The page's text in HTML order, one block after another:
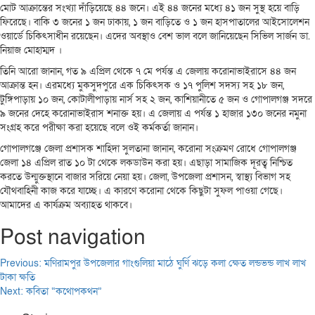
মোট আক্রান্তের সংখ্যা দাঁড়িয়েছে ৪৪ জনে। এই ৪৪ জনের মধ্যে ৪১ জন সুস্থ হয়ে বাড়ি
ফিরেছে। বাকি ৩ জনের ১ জন ঢাকায়, ১ জন বাড়িতে ও ১ জন হাসপাতালের আইসোলেশন
ওয়ার্ডে চিকিৎসাধীন রয়েছেন। এদের অবস্থাও বেশ ভাল বলে জানিয়েছেন সিভিল সার্জন ডা.
নিয়াজ মোহাম্মদ ।
তিনি আরো জানান, গত ৯ এপ্রিল থেকে ৭ মে পর্যন্ত এ জেলায় করোনাভাইরাসে ৪৪ জন
আক্রান্ত হন। এরমধ্যে মুকসুদপুরে এক চিকিৎসক ও ১৭ পুলিশ সদস্য সহ ১৮ জন,
টুঙ্গিপাড়ায় ১০ জন, কোটালীপাড়ায় নার্স সহ ২ জন, কাশিয়ানীতে ৫ জন ও গোপালগঞ্জ সদরে
৯ জনের দেহে করোনাভাইরাস শনাক্ত হয়। এ জেলায় এ পর্যন্ত ১ হাজার ১৩০ জনের নমুনা
সংগ্রহ করে পরীক্ষা করা হয়েছে বলে ওই কর্মকর্তা জানান।
গোপালগঞ্জে জেলা প্রশাসক শাহিদা সুলতানা জানান, করোনা সংক্রমণ রোধে গোপালগঞ্জ
জেলা ১৪ এপ্রিল রাত ১০ টা থেকে লকডাউন করা হয়। এছাড়া সামাজিক দূরত্ব নিশ্চিত
করতে উন্মুক্তস্থানে বাজার সরিয়ে নেয়া হয়। জেলা, উপজেলা প্রশাসন, স্বাস্থ্য বিভাগ সহ
যৌথবাহিনী কাজ করে যাচ্ছে। এ কারণে করোনা থেকে কিছুটা সুফল পাওয়া গেছে।
আমাদের এ কার্যক্রম অব্যাহত থাকবে।
Post navigation
Previous:মণিরামপুর উপজেলার গাংগুলিয়া মাঠে ঘুর্ণি ঝড়ে কলা ক্ষেত লন্ডভন্ড লাখ লাখ
টাকা ক্ষতি
Next:কবিতা “কথোপকথন”